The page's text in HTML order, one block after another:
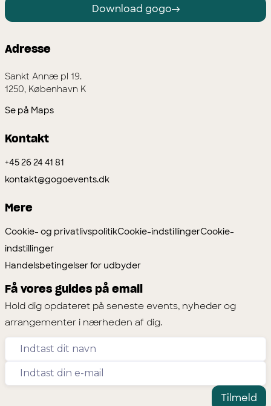
Download gogo
Adresse
Sankt Annæ pl 19.
1250, København K
Se på Maps
Kontakt
+45 26 24 41 81
kontakt@gogoevents.dk
Mere
Cookie- og privatlivspolitikCookie-indstillingerCookie-
indstillinger
Handelsbetingelser for udbyder
Få vores guides på email
Hold dig opdateret på seneste events, nyheder og
arrangementer i nærheden af dig.